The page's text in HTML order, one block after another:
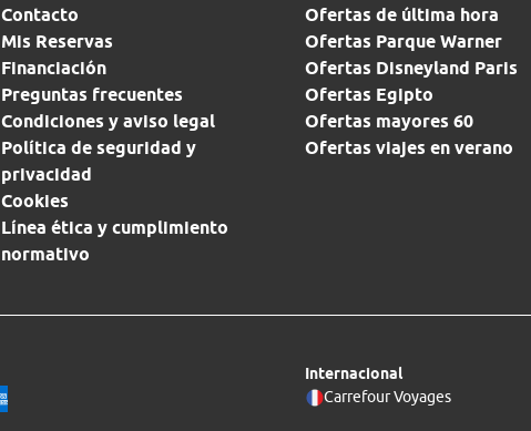
Contacto
Mis Reservas
Financiación
Preguntas frecuentes
Condiciones y aviso legal
Política de seguridad y
privacidad
Cookies
Línea ética y cumplimiento
normativo
Ofertas de última hora
Ofertas Parque Warner
Ofertas Disneyland Paris
Ofertas Egipto
Ofertas mayores 60
Ofertas viajes en verano
Internacional
Carrefour Voyages